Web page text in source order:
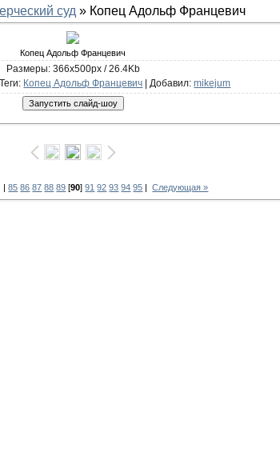
суд » Копец Адольф Францевич
Копец Адольф Францевич
Размеры: 366x500px / 26.4Kb
Теги: Копец Адольф Францевич |Добавил:mikejum
|85 86 87 88 89 [90]91 92 93 94 95 |Следующая »